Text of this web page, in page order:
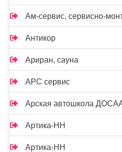
Ам-сервис, сервисно-
Антикор
Ариран, сауна
АРС сервис
Арская автошкола
Артика-НН
Артика-НН